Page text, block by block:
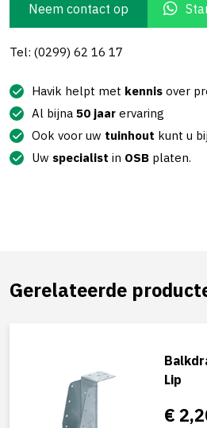
Neem contact op
Tel: (0299) 62 16 17
Havik helpt met kennis over
Al bijna 50 jaar ervaring
Ook voor uw tuinhout kunt u
Uw specialist in OSB platen.
Gerelateerde
Lip
€